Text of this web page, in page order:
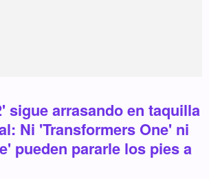
sigue arrasando en taquilla
Ni 'Transformers One' ni
pueden pararle los pies a